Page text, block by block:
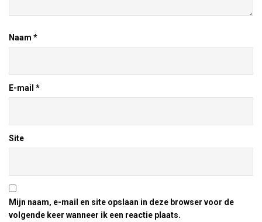
Naam *
E-mail *
Site
Mijn naam, e-mail en site opslaan in deze browser voor de
volgende keer wanneer ik een reactie plaats.